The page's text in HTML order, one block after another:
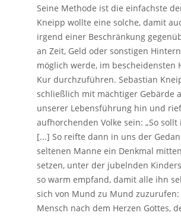
Seine Methode ist die einfachste
Kneipp wollte eine solche, damit
irgend einer Beschränkung
an Zeit, Geld oder sonstigen
möglich werde, im bescheidensten
Kur durchzuführen. Sebastian
schließlich mit mächtiger Gebärde
unserer Lebensführung hin und
aufhorchenden Volke sein: „So sollt
[...] So reifte dann in uns der
seltenen Manne ein Denkmal
setzen, unter der jubelnden
so warm empfand, damit alle ihn
sich von Mund zu Mund zuzurufen:
Mensch nach dem Herzen Gottes,